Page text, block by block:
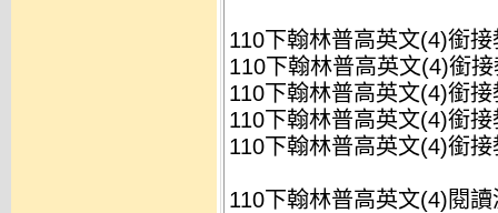
110下翰林普高英文(4)銜接
110下翰林普高英文(4)銜
110下翰林普高英文(4)銜
110下翰林普高英文(4)銜
110下翰林普高英文(4)銜
110下翰林普高英文(4)閱